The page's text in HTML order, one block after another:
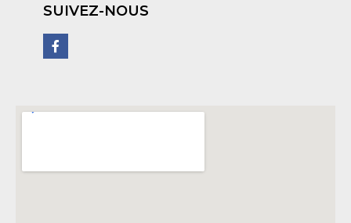
SUIVEZ-NOUS